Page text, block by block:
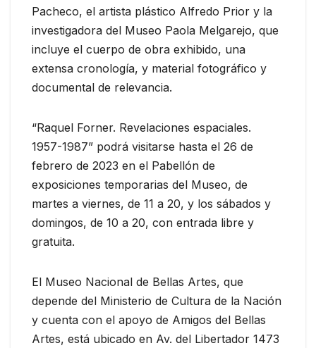
Pacheco, el artista plástico Alfredo Prior y la
investigadora del Museo Paola Melgarejo, que
incluye el cuerpo de obra exhibido, una
extensa cronología, y material fotográfico y
documental de relevancia.
“Raquel Forner. Revelaciones espaciales.
1957-1987” podrá visitarse hasta el 26 de
febrero de 2023 en el Pabellón de
exposiciones temporarias del Museo, de
martes a viernes, de 11 a 20, y los sábados y
domingos, de 10 a 20, con entrada libre y
gratuita.
El Museo Nacional de Bellas Artes, que
depende del Ministerio de Cultura de la Nación
y cuenta con el apoyo de Amigos del Bellas
Artes, está ubicado en Av. del Libertador 1473